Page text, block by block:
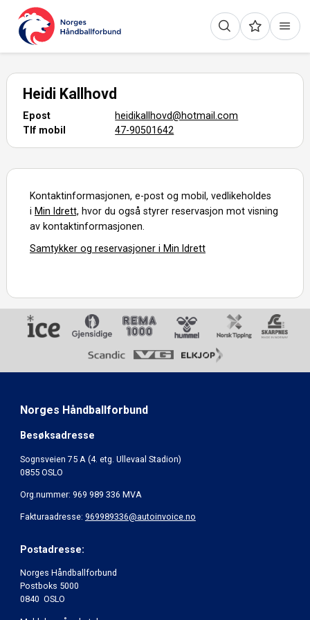
Heidi Kallhovd
Epost
heidikallhovd@hotmail.com
Tlf mobil
47-90501642
Kontaktinformasjonen, e-post og mobil, vedlikeholdes
i Min Idrett, hvor du også styrer reservasjon mot visning
av kontaktinformasjonen.
Samtykker og reservasjoner i Min Idrett
Norges Håndballforbund
Besøksadresse
Sognsveien 75 A (4. etg. Ullevaal Stadion)
0855 OSLO
Org.nummer: 969 989 336 MVA
Fakturaadresse: 969989336@autoinvoice.no
Postadresse:
Norges Håndballforbund
Postboks 5000
0840 OSLO